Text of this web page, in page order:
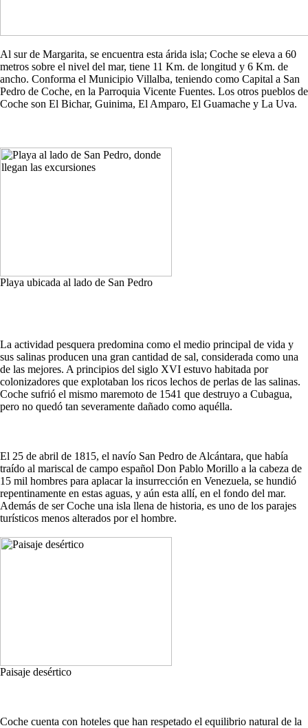
Al sur de Margarita, se encuentra esta árida isla; Coche se eleva a 60
metros sobre el nivel del mar, tiene 11 Km. de longitud y 6 Km. de
ancho. Conforma el Municipio Villalba, teniendo como Capital a San
Pedro de Coche, en la Parroquia Vicente Fuentes. Los otros pueblos de
Coche son El Bichar, Guinima, El Amparo, El Guamache y La Uva.
Playa ubicada al lado de San Pedro
La actividad pesquera predomina como el medio principal de vida y
sus salinas producen una gran cantidad de sal, considerada como una
de las mejores. A principios del siglo XVI estuvo habitada por
colonizadores que explotaban los ricos lechos de perlas de las salinas.
Coche sufrió el mismo maremoto de 1541 que destruyo a Cubagua,
pero no quedó tan severamente dañado como aquélla.
El 25 de abril de 1815, el navío San Pedro de Alcántara, que había
traído al mariscal de campo español Don Pablo Morillo a la cabeza de
15 mil hombres para aplacar la insurrección en Venezuela, se hundió
repentinamente en estas aguas, y aún esta allí, en el fondo del mar.
Además de ser Coche una isla llena de historia, es uno de los parajes
turísticos menos alterados por el hombre.
Paisaje desértico
Coche cuenta con hoteles que han respetado el equilibrio natural de la